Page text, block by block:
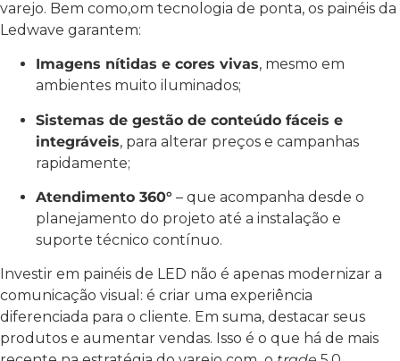
varejo. Bem como,om tecnologia de ponta, os painéis da
Ledwave garantem:
Imagens nítidas e cores vivas, mesmo em
ambientes muito iluminados;
Sistemas de gestão de conteúdo fáceis e
integráveis, para alterar preços e campanhas
rapidamente;
Atendimento 360° – que acompanha desde o
planejamento do projeto até a instalação e
suporte técnico contínuo.
Investir em painéis de LED não é apenas modernizar a
comunicação visual: é criar uma experiência
diferenciada para o cliente. Em suma, destacar seus
produtos e aumentar vendas. Isso é o que há de mais